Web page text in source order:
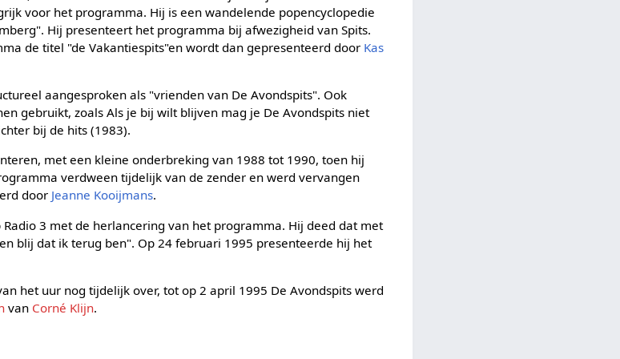
voor het programma. Hij is een wandelende popencyclopedie
Hij presenteert het programma bij afwezigheid van Spits.
de titel "de Vakantiespits"en wordt dan gepresenteerd door Kas
aangesproken als "vrienden van De Avondspits". Ook
gebruikt, zoals Als je bij wilt blijven mag je De Avondspits niet
bij de hits (1983).
met een kleine onderbreking van 1988 tot 1990, toen hij
verdween tijdelijk van de zender en werd vervangen
door Jeanne Kooijmans.
3 met de herlancering van het programma. Hij deed dat met
blij dat ik terug ben". Op 24 februari 1995 presenteerde hij het
het uur nog tijdelijk over, tot op 2 april 1995 De Avondspits werd
van Corné Klijn.